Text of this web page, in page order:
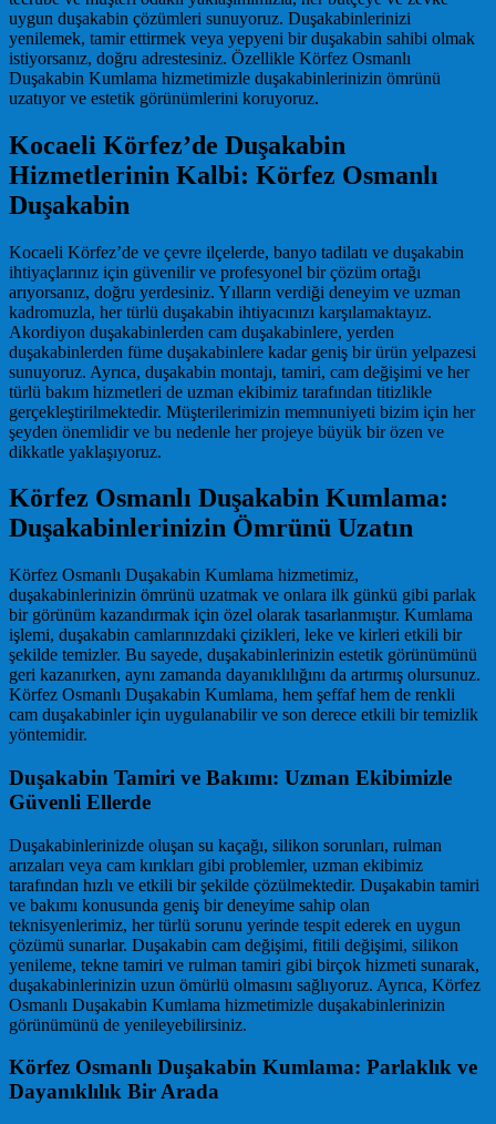
uygun duşakabin çözümleri sunuyoruz. Duşakabinlerinizi
yenilemek, tamir ettirmek veya yepyeni bir duşakabin sahibi olmak
istiyorsanız, doğru adrestesiniz. Özellikle Körfez Osmanlı
Duşakabin Kumlama hizmetimizle duşakabinlerinizin ömrünü
uzatıyor ve estetik görünümlerini koruyoruz.
Kocaeli Körfez’de Duşakabin
Hizmetlerinin Kalbi: Körfez Osmanlı
Duşakabin
Kocaeli Körfez’de ve çevre ilçelerde, banyo tadilatı ve duşakabin
ihtiyaçlarınız için güvenilir ve profesyonel bir çözüm ortağı
arıyorsanız, doğru yerdesiniz. Yılların verdiği deneyim ve uzman
kadromuzla, her türlü duşakabin ihtiyacınızı karşılamaktayız.
Akordiyon duşakabinlerden cam duşakabinlere, yerden
duşakabinlerden füme duşakabinlere kadar geniş bir ürün yelpazesi
sunuyoruz. Ayrıca, duşakabin montajı, tamiri, cam değişimi ve her
türlü bakım hizmetleri de uzman ekibimiz tarafından titizlikle
gerçekleştirilmektedir. Müşterilerimizin memnuniyeti bizim için her
şeyden önemlidir ve bu nedenle her projeye büyük bir özen ve
dikkatle yaklaşıyoruz.
Körfez Osmanlı Duşakabin Kumlama:
Duşakabinlerinizin Ömrünü Uzatın
Körfez Osmanlı Duşakabin Kumlama hizmetimiz,
duşakabinlerinizin ömrünü uzatmak ve onlara ilk günkü gibi parlak
bir görünüm kazandırmak için özel olarak tasarlanmıştır. Kumlama
işlemi, duşakabin camlarınızdaki çizikleri, leke ve kirleri etkili bir
şekilde temizler. Bu sayede, duşakabinlerinizin estetik görünümünü
geri kazanırken, aynı zamanda dayanıklılığını da artırmış olursunuz.
Körfez Osmanlı Duşakabin Kumlama, hem şeffaf hem de renkli
cam duşakabinler için uygulanabilir ve son derece etkili bir temizlik
yöntemidir.
Duşakabin Tamiri ve Bakımı: Uzman Ekibimizle
Güvenli Ellerde
Duşakabinlerinizde oluşan su kaçağı, silikon sorunları, rulman
arızaları veya cam kırıkları gibi problemler, uzman ekibimiz
tarafından hızlı ve etkili bir şekilde çözülmektedir. Duşakabin tamiri
ve bakımı konusunda geniş bir deneyime sahip olan
teknisyenlerimiz, her türlü sorunu yerinde tespit ederek en uygun
çözümü sunarlar. Duşakabin cam değişimi, fitili değişimi, silikon
yenileme, tekne tamiri ve rulman tamiri gibi birçok hizmeti sunarak,
duşakabinlerinizin uzun ömürlü olmasını sağlıyoruz. Ayrıca, Körfez
Osmanlı Duşakabin Kumlama hizmetimizle duşakabinlerinizin
görünümünü de yenileyebilirsiniz.
Körfez Osmanlı Duşakabin Kumlama: Parlaklık ve
Dayanıklılık Bir Arada